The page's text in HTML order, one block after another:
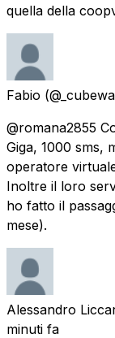
quella della
Fabio
@romana2855
Giga, 1000 sms,
operatore
Inoltre il loro
ho fatto il
mese).
Alessandro
minuti fa